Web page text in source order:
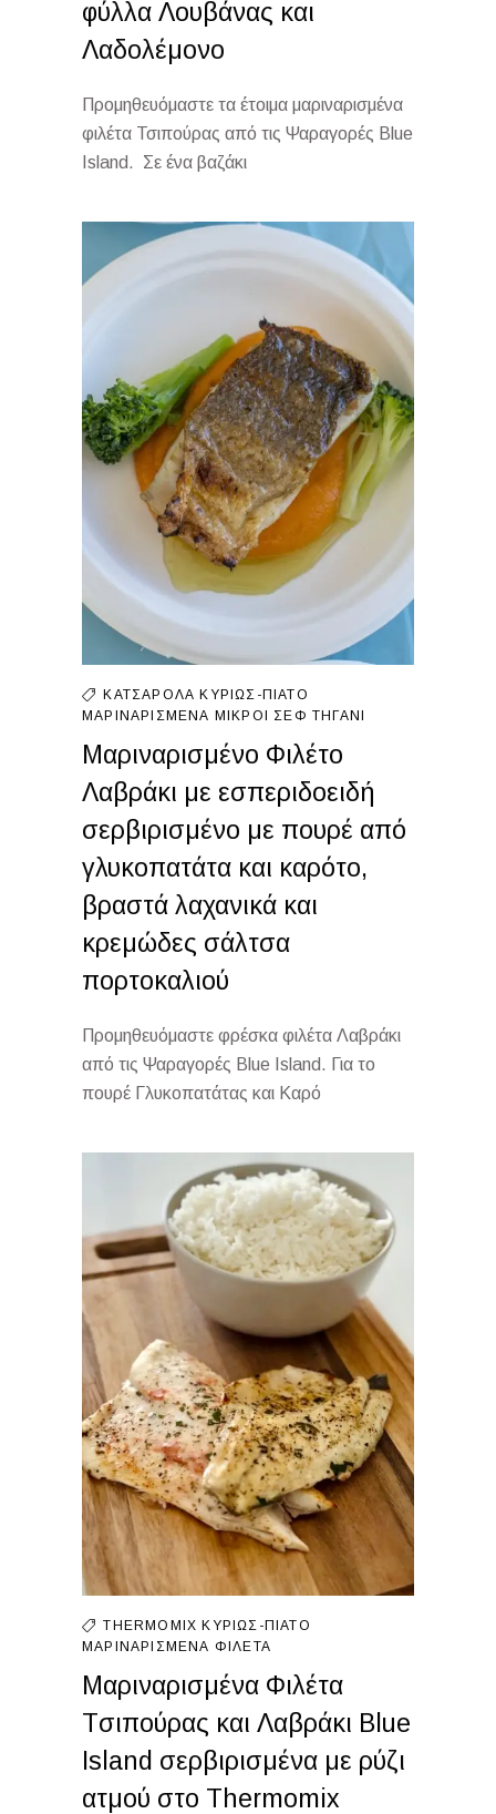
φύλλα Λουβάνας και
Λαδολέμονο
Προμηθευόμαστε τα έτοιμα μαριναρισμένα
φιλέτα Τσιπούρας από τις Ψαραγορές Βlue
Island. Σε ένα βαζάκι
ΚΑΤΣΑΡΌΛΑΚΥΡΊΩΣ-ΠΙΆΤΟ
ΜΑΡΙΝΑΡΙΣΜΈΝΑ ΜΙΚΡΟΊ ΣΕΦΤΗΓΆΝΙ
Μαριναρισμένο Φιλέτο
Λαβράκι με εσπεριδοειδή
σερβιρισμένο με πουρέ από
γλυκοπατάτα και καρότο,
βραστά λαχανικά και
κρεμώδες σάλτσα
πορτοκαλιού
Προμηθευόμαστε φρέσκα φιλέτα Λαβράκι
από τις Ψαραγορές Blue Island. Για το
πουρέ Γλυκοπατάτας και Καρό
THERMOMIXΚΥΡΊΩΣ-ΠΙΆΤΟ
ΜΑΡΙΝΑΡΙΣΜΈΝΑ ΦΙΛΈΤΑ
Μαριναρισμένα Φιλέτα
Tσιπούρας και Λαβράκι Blue
Island σερβιρισμένα με ρύζι
ατμού στο Thermomix